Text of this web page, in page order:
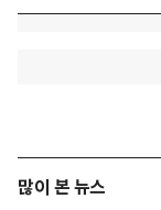
많이 본 뉴스